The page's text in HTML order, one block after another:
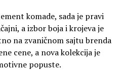
komade, sada je pravi
a izbor boja i krojeva je
na zvaničnom sajtu brenda
cene, a nova kolekcija je
popuste.